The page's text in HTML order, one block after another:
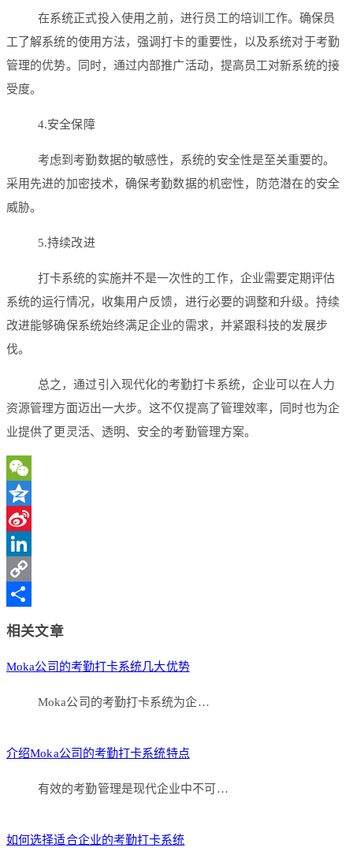
在系统正式投入使用之前，进行员工的培训工作。确保员
工了解系统的使用方法，强调打卡的重要性，以及系统对于考勤
管理的优势。同时，通过内部推广活动，提高员工对新系统的接
受度。
4.安全保障
考虑到考勤数据的敏感性，系统的安全性是至关重要的。
采用先进的加密技术，确保考勤数据的机密性，防范潜在的安全
威胁。
5.持续改进
打卡系统的实施并不是一次性的工作，企业需要定期评估
系统的运行情况，收集用户反馈，进行必要的调整和升级。持续
改进能够确保系统始终满足企业的需求，并紧跟科技的发展步
伐。
总之，通过引入现代化的考勤打卡系统，企业可以在人力
资源管理方面迈出一大步。这不仅提高了管理效率，同时也为企
业提供了更灵活、透明、安全的考勤管理方案。
WeChat
Qzone
Sina
Weibo
LinkedIn
Copy
相关文章
Moka公司的考勤打卡系统几大优势
Moka公司的考勤打卡系统为企…
介绍Moka公司的考勤打卡系统特点
有效的考勤管理是现代企业中不可…
如何选择适合企业的考勤打卡系统